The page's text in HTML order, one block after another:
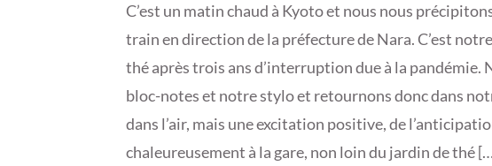
C’est un matin chaud à Kyoto et nous nous
train en direction de la préfecture de Nara. C’est
thé après trois ans d’interruption due à la
bloc-notes et notre stylo et retournons donc dans
dans l’air, mais une excitation positive, de
chaleureusement à la gare, non loin du jardin de thé